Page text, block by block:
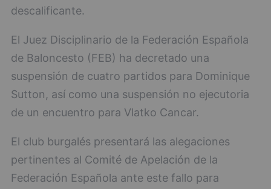
descalificante.
El Juez Disciplinario de la Federación Española
de Baloncesto (FEB) ha decretado una
suspensión de cuatro partidos para Dominique
Sutton, así como una suspensión no ejecutoria
de un encuentro para Vlatko Cancar.
El club burgalés presentará las alegaciones
pertinentes al Comité de Apelación de la
Federación Española ante este fallo para